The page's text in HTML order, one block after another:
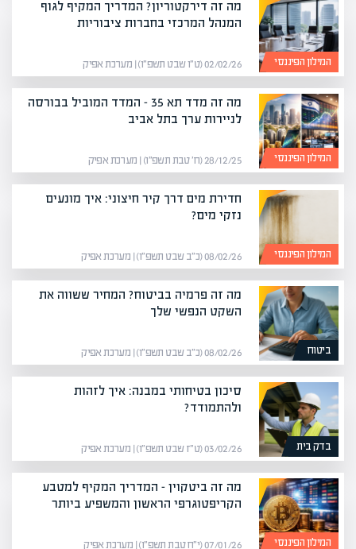
המילון הפיננסי
מה זה דירקטוריון? המדריך המקיף לגוף
המנהל המרכזי בחברות ציבוריות
02/02/26 (ט״ו שבט תשפ״ו) | מערכת אפיק
המילון הפיננסי
מה זה מדד תא 35 – המדד המוביל בבורסה
לניירות ערך בתל אביב
28/12/25 (ח׳ טבת תשפ״ו) | מערכת אפיק
המילון הפיננסי
חדירת מים דרך קיר חיצוני: איך מונעים
נזקי מים?
08/02/26 (כ״ב שבט תשפ״ו) | מערכת אפיק
ביטוח
מה זה פרמיה בביטוח? המחיר ששווה את
השקט הנפשי שלך
08/02/26 (כ״ב שבט תשפ״ו) | מערכת אפיק
בדק בית
סיכון בטיחותי במבנה: איך לזהות
ולהתמודד?
03/02/26 (ט״ז שבט תשפ״ו) | מערכת אפיק
המילון הפיננסי
מה זה ביטקוין – המדריך המקיף למטבע
הקריפטוגרפי הראשון והמשפיע ביותר
07/01/26 (י״ח טבת תשפ״ו) | מערכת אפיק